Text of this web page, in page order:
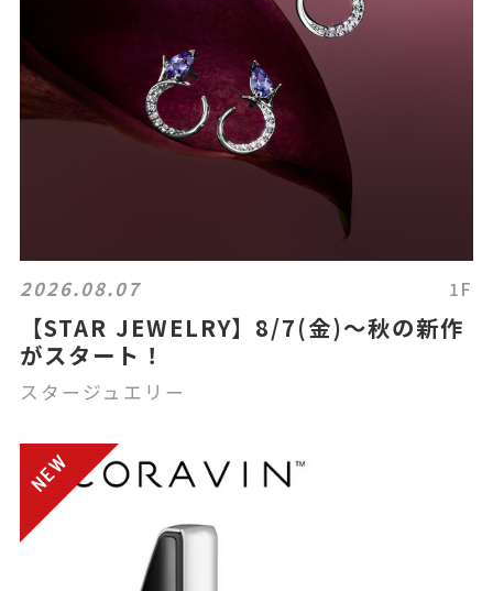
2026.08.07 1F
【STAR JEWELRY】8/7(金)～秋の新作
がスタート！
スタージュエリー